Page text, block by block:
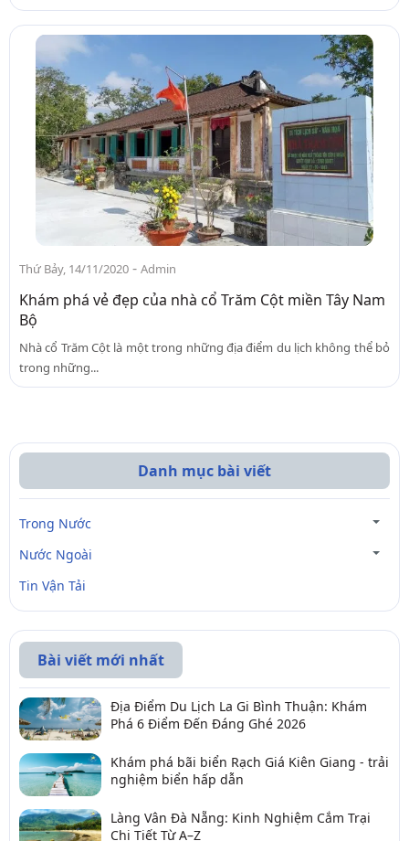
Thứ Bảy, 14/11/2020 - Admin
Khám phá vẻ đẹp của nhà cổ Trăm Cột miền Tây Nam
Bộ
Nhà cổ Trăm Cột là một trong những địa điểm du lịch không thể bỏ
trong những...
Danh mục bài viết
Trong Nước
Nước Ngoài
Tin Vận Tải
Bài viết mới nhất
Địa Điểm Du Lịch La Gi Bình Thuận: Khám
Phá 6 Điểm Đến Đáng Ghé 2026
Khám phá bãi biển Rạch Giá Kiên Giang - trải
nghiệm biển hấp dẫn
Làng Vân Đà Nẵng: Kinh Nghiệm Cắm Trại
Chi Tiết Từ A–Z